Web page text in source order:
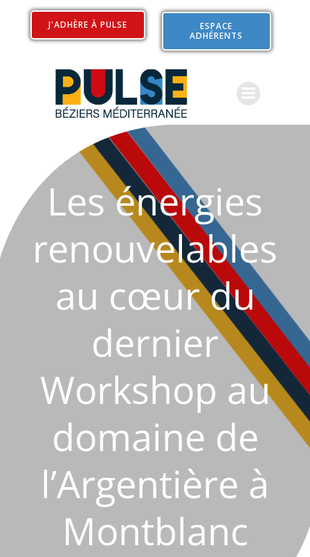
J'ADHÈRE À PULSE
ESPACE
ADHÉRENTS
Les énergies
renouvelables
au cœur du
dernier
Workshop au
domaine de
l’Argentière à
Montblanc